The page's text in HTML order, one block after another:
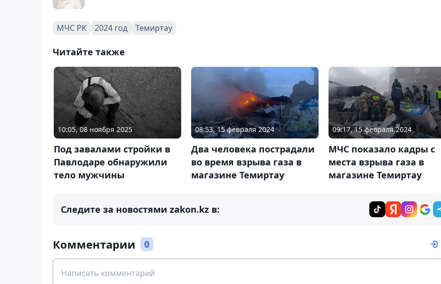
МЧС РК 2024 год Темиртау
Читайте также
10:05, 08 ноября 2025
Под завалами стройки в
Павлодаре обнаружили
тело мужчины
08:53, 15 февраля 2024
Два человека пострадали
во время взрыва газа в
магазине Темиртау
09:17, 15 февраля 2024
МЧС показало кадры с
места взрыва газа в
магазине Темиртау
Следите за новостями zakon.kz в:
Комментарии 0